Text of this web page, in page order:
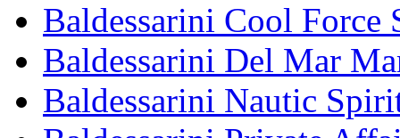
Baldessarini Cool Force
Baldessarini Del Mar
Baldessarini Nautic